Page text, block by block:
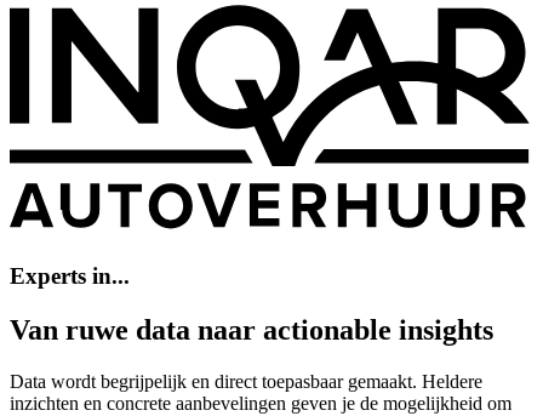
Experts in...
Van ruwe data naar actionable insights
Data wordt begrijpelijk en direct toepasbaar gemaakt. Heldere
inzichten en concrete aanbevelingen geven je de mogelijkheid om